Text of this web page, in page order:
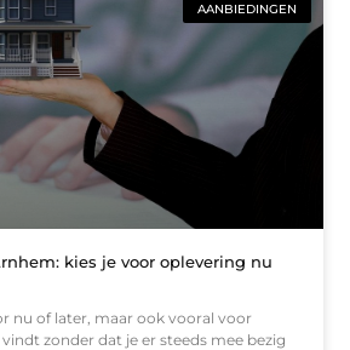
AANBIEDINGEN
kies je voor oplevering nu
nu of later, maar ook vooral voor
zonder dat je er steeds mee bezig